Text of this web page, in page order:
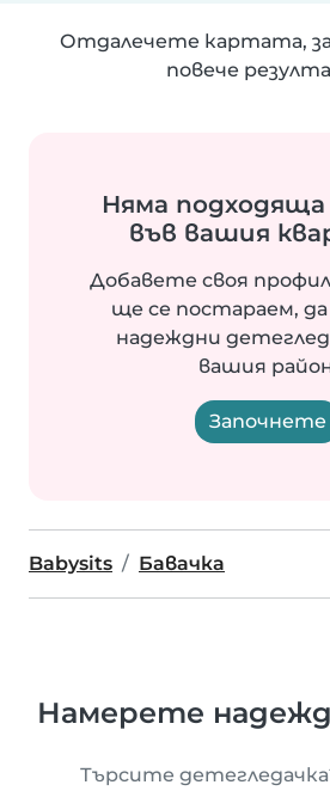
Отдалечете картата,
повече
Няма подходяща
във вашия
Добавете своя
ще се постараем,
надеждни
вашия
Започнете
Babysits Бавачка
Намерете
Търсите